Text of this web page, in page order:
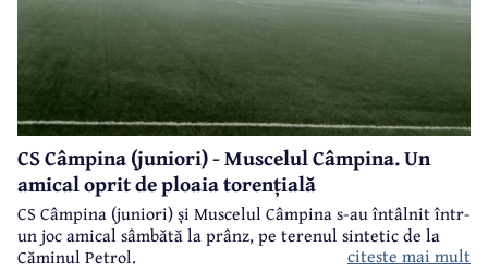
CS Câmpina (juniori) - Muscelul Câmpina. Un
amical oprit de ploaia torențială
CS Câmpina (juniori) și Muscelul Câmpina s-au întâlnit într-
un joc amical sâmbătă la prânz, pe terenul sintetic de la
Căminul Petrol.
citeste mai mult